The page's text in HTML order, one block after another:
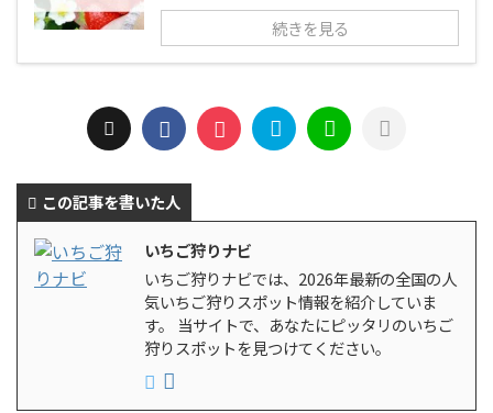
続きを見る
この記事を書いた人
いちご狩りナビ
いちご狩りナビでは、2026年最新の全国の人
気いちご狩りスポット情報を紹介していま
す。 当サイトで、あなたにピッタリのいちご
狩りスポットを見つけてください。